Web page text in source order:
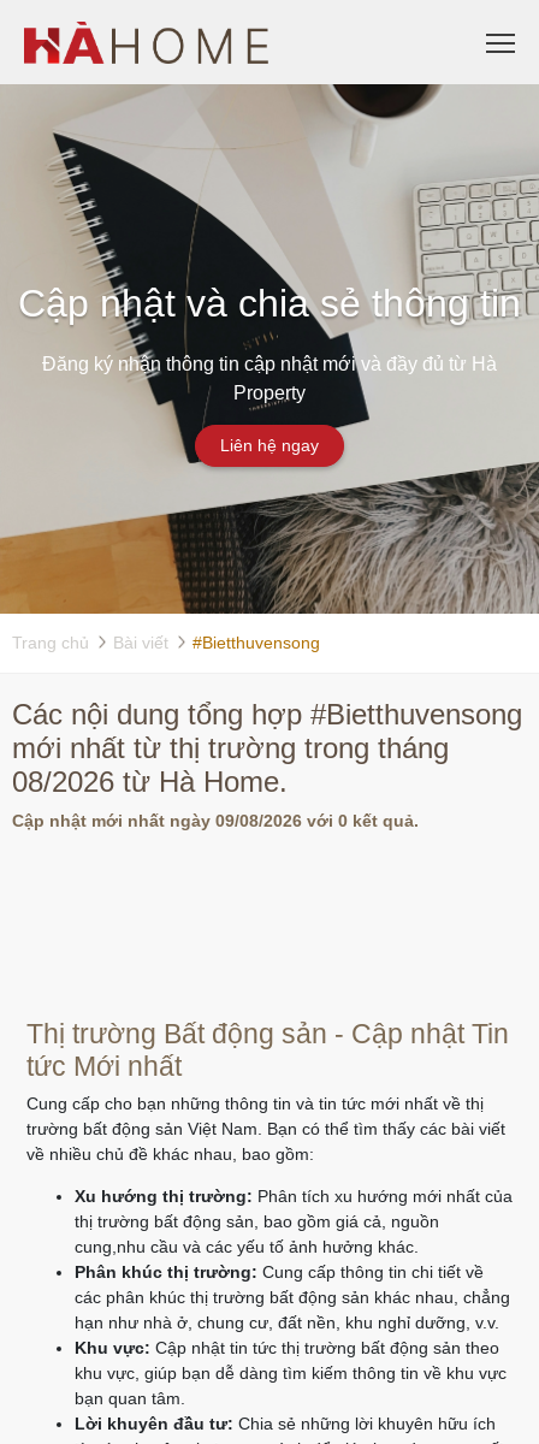
Cập nhật và chia sẻ thông tin
Đăng ký nhận thông tin cập nhật mới và đầy đủ từ Hà
Property
Liên hệ ngay
Trang chủ Bài viết #Bietthuvensong
Các nội dung tổng hợp #Bietthuvensong
mới nhất từ thị trường trong tháng
08/2026 từ Hà Home.
Cập nhật mới nhất ngày 09/08/2026 với 0 kết quả.
Thị trường Bất động sản - Cập nhật Tin
tức Mới nhất
Cung cấp cho bạn những thông tin và tin tức mới nhất về thị
trường bất động sản Việt Nam. Bạn có thể tìm thấy các bài viết
về nhiều chủ đề khác nhau, bao gồm:
Xu hướng thị trường: Phân tích xu hướng mới nhất của
thị trường bất động sản, bao gồm giá cả, nguồn
cung,nhu cầu và các yếu tố ảnh hưởng khác.
Phân khúc thị trường: Cung cấp thông tin chi tiết về
các phân khúc thị trường bất động sản khác nhau, chẳng
hạn như nhà ở, chung cư, đất nền, khu nghỉ dưỡng, v.v.
Khu vực: Cập nhật tin tức thị trường bất động sản theo
khu vực, giúp bạn dễ dàng tìm kiếm thông tin về khu vực
bạn quan tâm.
Lời khuyên đầu tư: Chia sẻ những lời khuyên hữu ích